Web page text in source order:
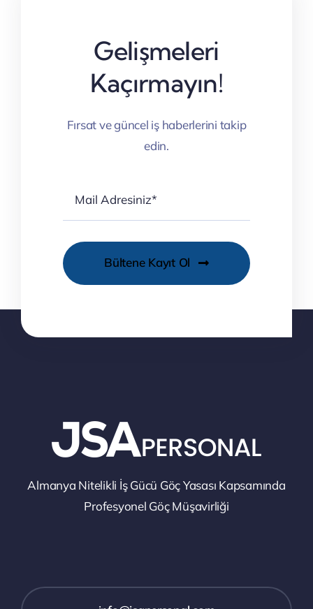
Gelişmeleri
Kaçırmayın!
Fırsat ve güncel iş haberlerini takip
edin.
Bültene Kayıt Ol
Almanya Nitelikli İş Gücü Göç Yasası Kapsamında
Profesyonel Göç Müşavirliği